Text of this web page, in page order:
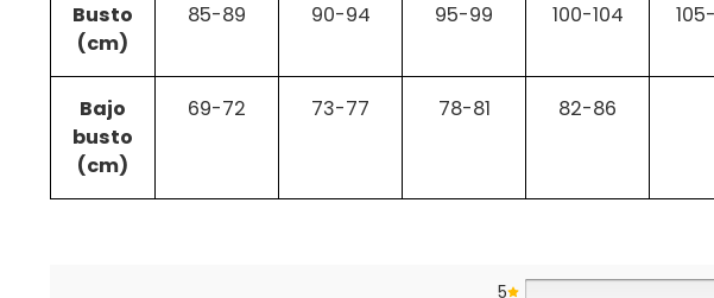
Busto
(cm)
85-89 90-94 95-99 100-104
Bajo
busto
(cm)
69-72 73-77 78-81 82-86
5